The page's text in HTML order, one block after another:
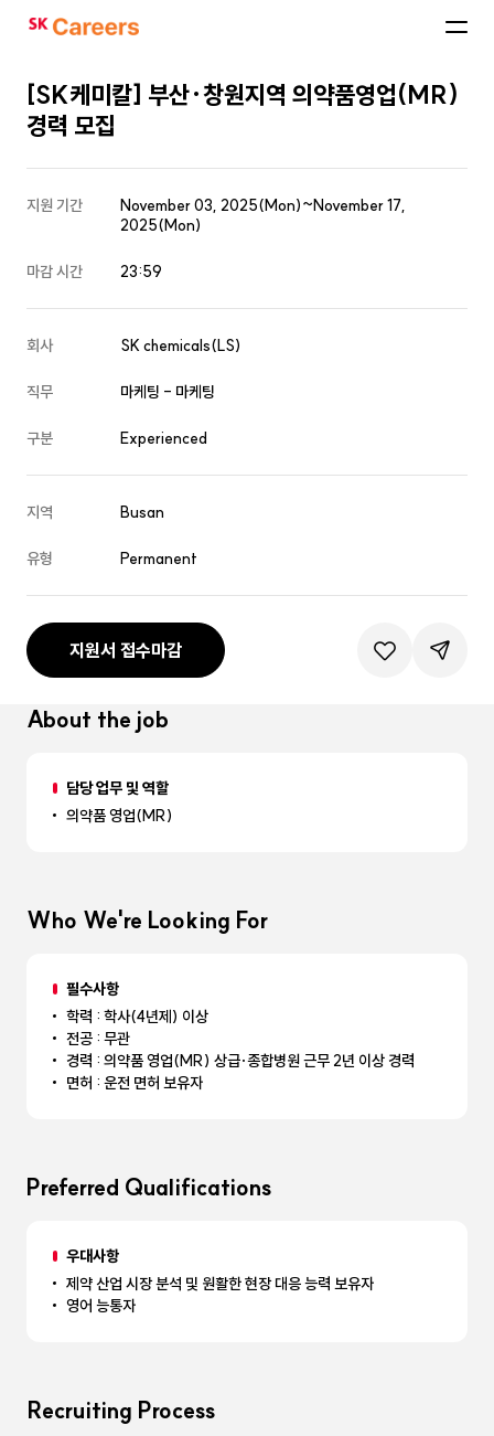
SK
About the job
담당 업무 및 역할
의약품 영업(MR)
Who We're Looking For
필수사항
학력 : 학사(4년제) 이상
전공 : 무관
경력 : 의약품 영업(MR) 상급·종합병원 근무 2년 이상 경력
면허 : 운전 면허 보유자
Preferred Qualifications
우대사항
제약 산업 시장 분석 및 원활한 현장 대응 능력 보유자
영어 능통자
Recruiting Process
[SK케미칼] 부산·창원지역 의약품영업(MR)
경력 모집
지원 기간
November 03, 2025(Mon)~November 17,
2025(Mon)
마감 시간 23:59
회사 SK chemicals(LS)
직무 마케팅 - 마케팅
구분 Experienced
지역 Busan
유형 Permanent
지원서 접수마감 관심공고등록
공유하